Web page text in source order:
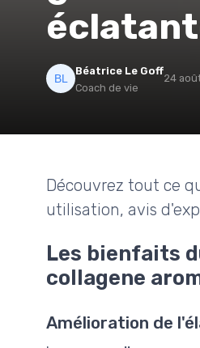
Béatrice Le Goff
Coach de vie
24
Découvrez tout ce
utilisation, avis
Les bienfaits
collagene
Amélioration de